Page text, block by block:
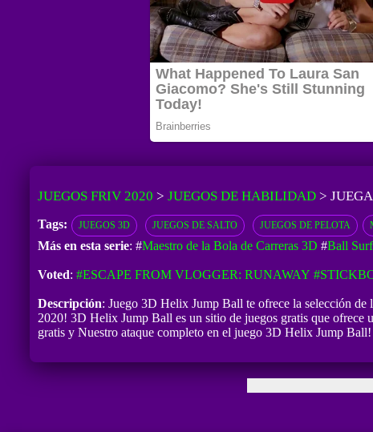
JUEGOS FRIV 2020 > JUEGOS DE HABILIDAD>
Tags: JUEGOS 3D JUEGOS DE SALTO JUEGOS DE PELOTA
Más en esta serie: #Maestro de la Bola de Carreras 3D #Ball
Voted: #ESCAPE FROM VLOGGER: RUNAWAY
Descripción: Juego 3D Helix Jump Ball te ofrece la selección
2020! 3D Helix Jump Ball es un sitio de juegos gratis que
gratis y Nuestro ataque completo en el juego 3D Helix Jump Ball!